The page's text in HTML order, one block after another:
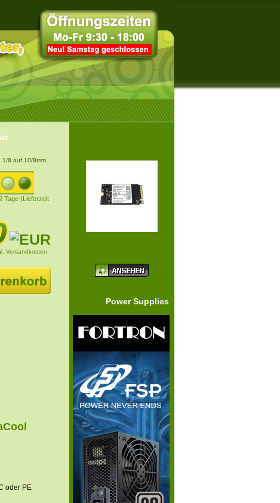
1/8 auf 10/8mm
Tage (Lieferzeit
Versandkosten
oder PE
Power Supplies